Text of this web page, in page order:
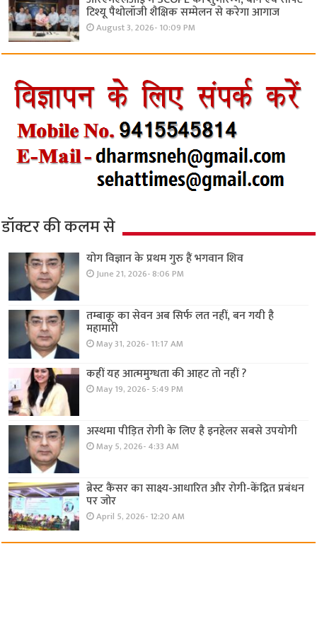
टिश्यू पैथोलॉजी शैक्षिक सम्मेलन से करेगा आगाज
August 3, 2026- 10:09 PM
डॉक्टर की कलम से
योग विज्ञान के प्रथम गुरु हैं भगवान शिव
June 21, 2026- 8:06 PM
तम्बाकू का सेवन अब सिर्फ लत नहीं, बन गयी है
महामारी
May 31, 2026- 11:17 AM
कहीं यह आत्ममुग्धता की आहट तो नहीं ?
May 19, 2026- 5:49 PM
अस्थमा पीड़ित रोगी के लिए है इनहेलर सबसे उपयोगी
May 5, 2026- 4:33 AM
ब्रेस्ट कैंसर का साक्ष्य-आधारित और रोगी-केंद्रित प्रबंधन
पर जोर
April 5, 2026- 12:20 AM